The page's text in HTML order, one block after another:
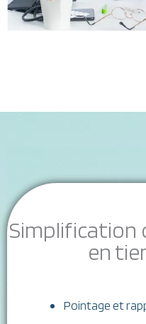
Simplification
en
Pointage et